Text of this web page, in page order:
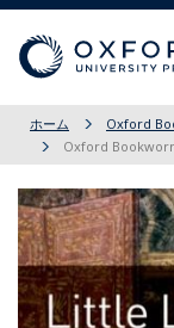
ホーム Oxford
Oxford